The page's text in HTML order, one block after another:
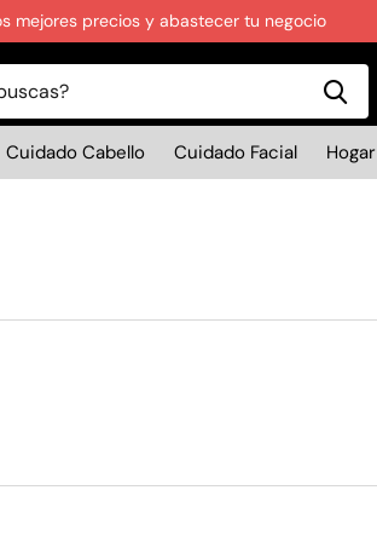
mejores precios y abastecer tu negocio
Cuidado Cabello Cuidado Facial Hogar